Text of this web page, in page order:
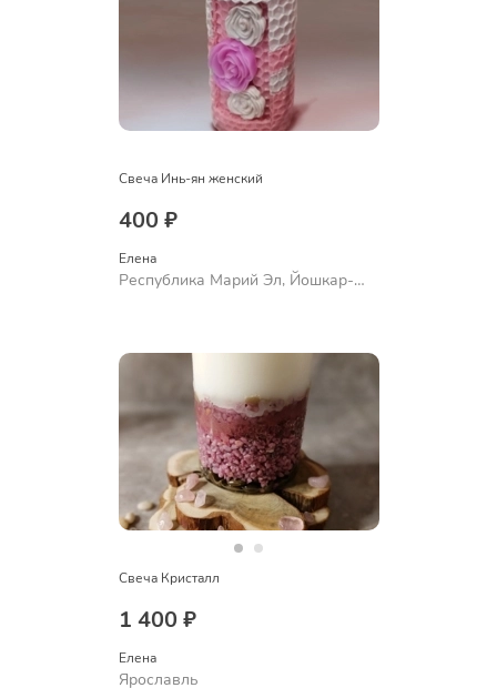
Свеча Инь-ян женский
400 ₽
Елена
Республика Марий Эл, Йошкар-
Свеча Кристалл
1 400 ₽
Елена
Ярославль